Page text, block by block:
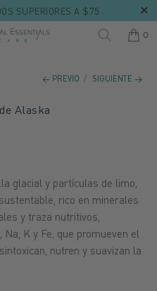
SUPERIORES A $75
0
← PREVIO / SIGUIENTE →
Alaska
glacial y partículas de limo,
rico en minerales
y traza nutritivos,
Na, K y Fe, que promueven el
nutren y suavizan la